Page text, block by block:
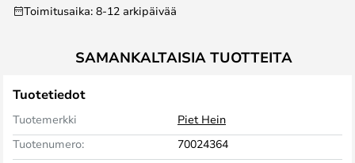
Toimitusaika: 8-12 arkipäivää
SAMANKALTAISIA TUOTTEITA
Tuotetiedot
Tuotemerkki
Piet Hein
Tuotenumero:
70024364